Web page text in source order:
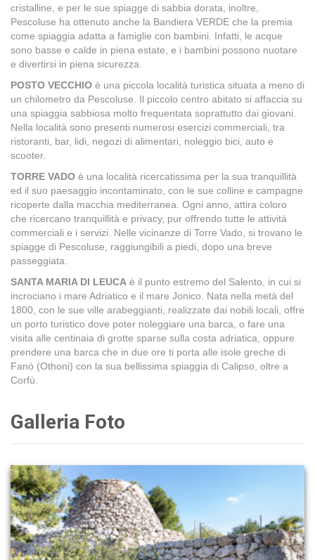
cristalline, e per le sue spiagge di sabbia dorata, inoltre,
Pescoluse ha ottenuto anche la Bandiera VERDE che la premia
come spiaggia adatta a famiglie con bambini. Infatti, le acque
sono basse e calde in piena estate, e i bambini possono nuotare
e divertirsi in piena sicurezza.
POSTO VECCHIO è una piccola località turistica situata a meno di
un chilometro da Pescoluse. Il piccolo centro abitato si affaccia su
una spiaggia sabbiosa molto frequentata soprattutto dai giovani.
Nella località sono presenti numerosi esercizi commerciali, tra
ristoranti, bar, lidi, negozi di alimentari, noleggio bici, auto e
scooter.
TORRE VADO è una località ricercatissima per la sua tranquillità
ed il suo paesaggio incontaminato, con le sue colline e campagne
ricoperte dalla macchia mediterranea. Ogni anno, attira coloro
che ricercano tranquillità e privacy, pur offrendo tutte le attività
commerciali e i servizi. Nelle vicinanze di Torre Vado, si trovano le
spiagge di Pescoluse, raggiungibili a piedi, dopo una breve
passeggiata.
SANTA MARIA DI LEUCA è il punto estremo del Salento, in cui si
incrociano i mare Adriatico e il mare Jonico. Nata nella metà del
1800, con le sue ville arabeggianti, realizzate dai nobili locali, offre
un porto turistico dove poter noleggiare una barca, o fare una
visita alle centinaia di grotte sparse sulla costa adriatica, oppure
prendere una barca che in due ore ti porta alle isole greche di
Fanò (Othoni) con la sua bellissima spiaggia di Calipso, oltre a
Corfù.
Galleria Foto